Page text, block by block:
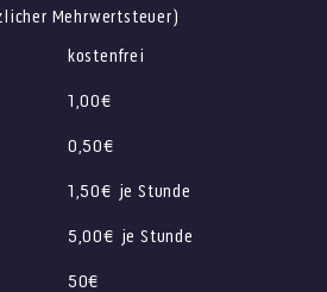
Mehrwertsteuer)
kostenfrei
1,00€
0,50€
1,50€ je Stunde
5,00€ je Stunde
50€